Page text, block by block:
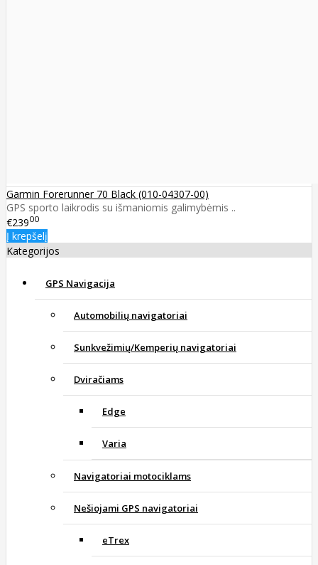
Garmin Forerunner 70 Black (010-04307-00)
GPS sporto laikrodis su išmaniomis galimybėmis ..
€23900
Į krepšelį
Kategorijos
GPS Navigacija
Automobilių navigatoriai
Sunkvežimių/Kemperių navigatoriai
Dviračiams
Edge
Varia
Navigatoriai motociklams
Nešiojami GPS navigatoriai
eTrex